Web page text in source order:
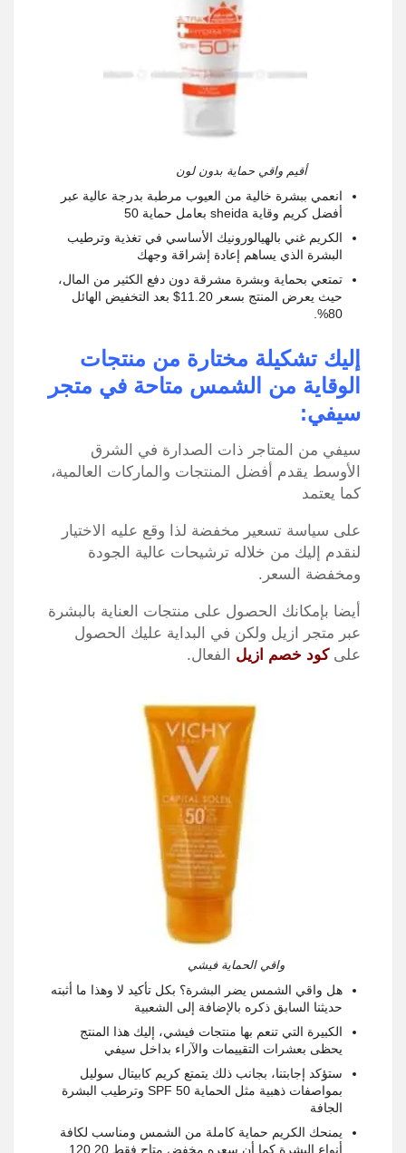
أقيم واقي حماية بدون لون
انعمي ببشرة خالية من العيوب مرطبة بدرجة عالية عبر
أفضل كريم وقاية
بعامل حماية 50
الكريم غني بالهيالورونيك الأساسي في تغذية وترطيب
البشرة الذي يساهم إعادة إشراقة وجهك
تمتعي بحماية وبشرة مشرقة دون دفع الكثير من المال،
حيث يعرض المنتج بسعر 11.20$ بعد التخفيض الهائل
80%
.
إليك تشكيلة مختارة من منتجات
الوقاية من الشمس متاحة في متجر
سيفي:
سيفي من المتاجر ذات الصدارة في الشرق
الأوسط يقدم أفضل المنتجات والماركات العالمية،
كما يعتمد
على سياسة تسعير مخفضة لذا وقع عليه الاختيار
لنقدم إليك من خلاله ترشيحات عالية الجودة
ومخفضة السعر .
أيضا بإمكانك الحصول على منتجات العناية بالبشرة
عبر متجر ازيل ولكن في البداية عليك الحصول
علىكود خصم ازيل الفعال.
واقي الحماية فيشي
هل واقي الشمس يضر البشرة؟ بكل تأكيد لا وهذا ما أثبته
حديثنا السابق ذكره بالإضافة إلى الشعبية
الكبيرة التي تنعم بها منتجات فيشي، إليك هذا المنتج
يحظى بعشرات التقييمات والآراء بداخل سيفي
ستؤكد إجابتنا، بجانب ذلك يتمتع كريم كابيتال سوليل
بمواصفات ذهبية مثل الحماية
وترطيب البشرة
الجافة
يمنحك الكريم حماية كاملة من الشمس ومناسب لكافة
أنواع البشرة كما أن سعره مخفض متاح فقط 120,20